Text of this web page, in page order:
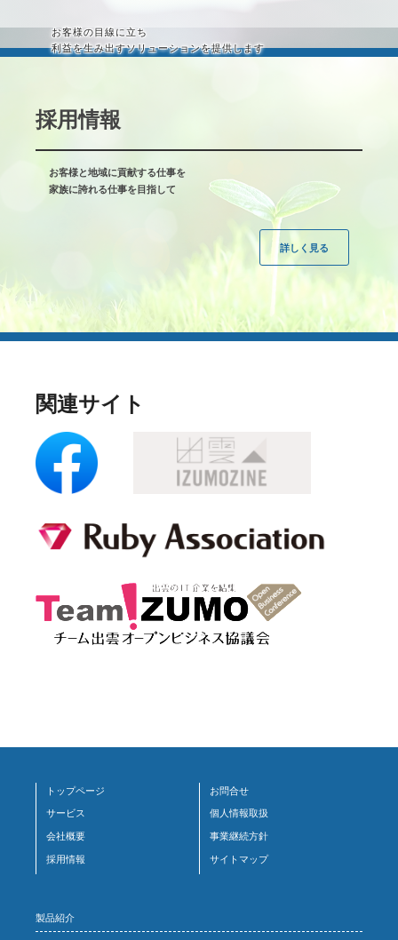
お客様の目線に立ち
利益を生み出すソリューションを提供します
採用情報
お客様と地域に貢献する仕事を
家族に誇れる仕事を目指して
詳しく見る
関連サイト
トップページ お問合せ
サービス 個人情報取扱
会社概要 事業継続方針
採用情報 サイトマップ
製品紹介